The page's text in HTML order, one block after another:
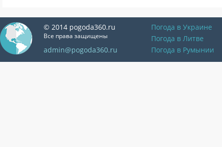
© 2014 pogoda360.ru
Все права защищены
admin@pogoda360.ru
Погода в Украине
Погода в Литве
Погода в Румынии